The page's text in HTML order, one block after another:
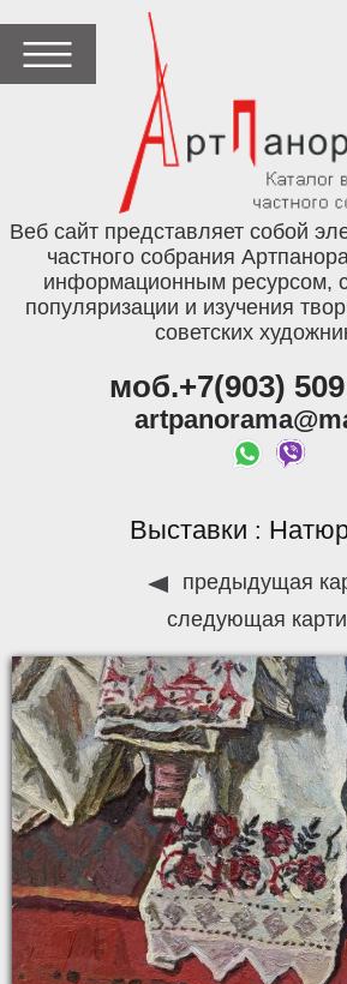
Веб сайт представляет собой
частного собрания
информационным ресурсом,
популяризации и изучения
советских
моб.+7(903)
Выставки :
предыдущая
следующая